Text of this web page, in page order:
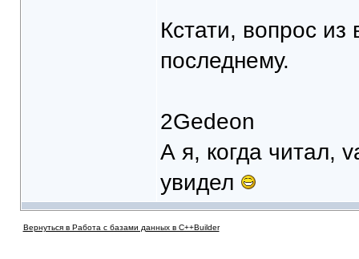
Кстати, вопрос из
последнему.
2Gedeon
А я, когда читал,
увидел
Вернуться в Работа с базами данных в C++Builder